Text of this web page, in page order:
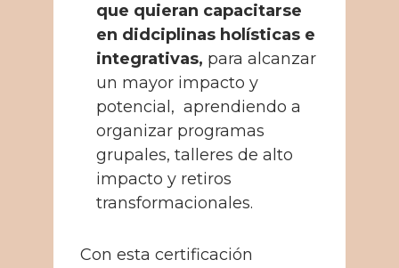
que quieran capacitarse
en didciplinas holísticas e
integrativas, para alcanzar
un mayor impacto y
potencial, aprendiendo a
organizar programas
grupales, talleres de alto
impacto y retiros
transformacionales.
Con esta certificación